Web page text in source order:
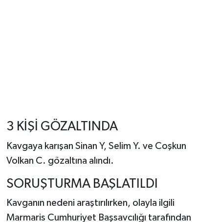
3 KİŞİ GÖZALTINDA
Kavgaya karışan Sinan Y, Selim Y. ve Coşkun
Volkan C. gözaltına alındı.
SORUŞTURMA BAŞLATILDI
Kavganın nedeni araştırılırken, olayla ilgili
Marmaris Cumhuriyet Başsavcılığı tarafından